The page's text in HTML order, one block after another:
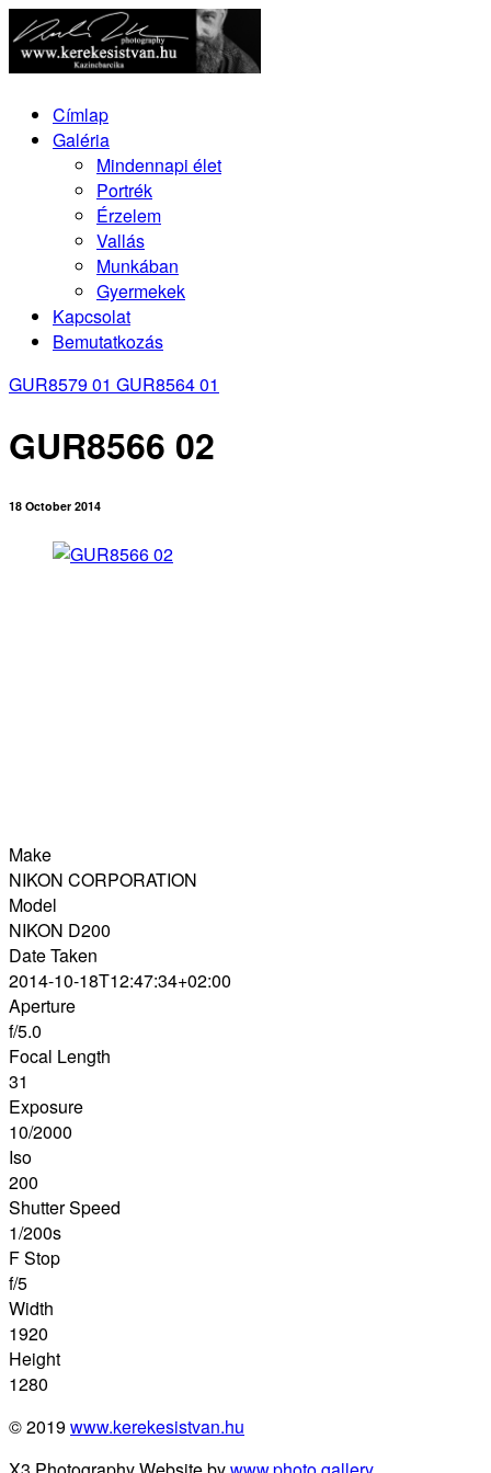
Címlap
Galéria
Mindennapi élet
Portrék
Érzelem
Vallás
Munkában
Gyermekek
Kapcsolat
Bemutatkozás
GUR8579 01 GUR8564 01
GUR8566 02
18 October 2014
Make
NIKON CORPORATION
Model
NIKON D200
Date Taken
2014-10-18T12:47:34+02:00
Aperture
f/5.0
Focal Length
31
Exposure
10/2000
Iso
200
Shutter Speed
1/200s
F Stop
f/5
Width
1920
Height
1280
© 2019www.kerekesistvan.hu